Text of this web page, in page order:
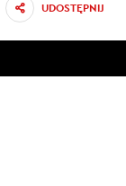
UDOSTĘPNIJ